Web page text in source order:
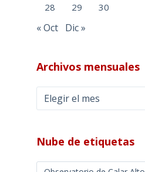
28 29 30
« Oct Dic »
Archivos mensuales
Archivos
mensuales
Nube de etiquetas